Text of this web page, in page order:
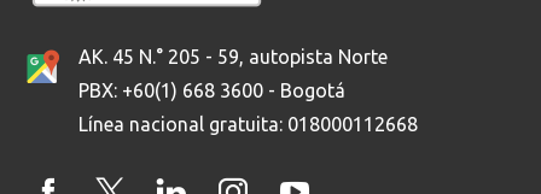
AK. 45 N.° 205 - 59, autopista Norte
PBX: +60(1) 668 3600 - Bogotá
Línea nacional gratuita: 018000112668